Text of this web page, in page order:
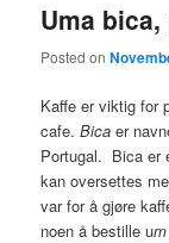
Uma
Posted on
Kaffe er viktig for
cafe.Bica er
Portugal. Bica er
kan oversettes
var for å gjøre
noen å bestille um